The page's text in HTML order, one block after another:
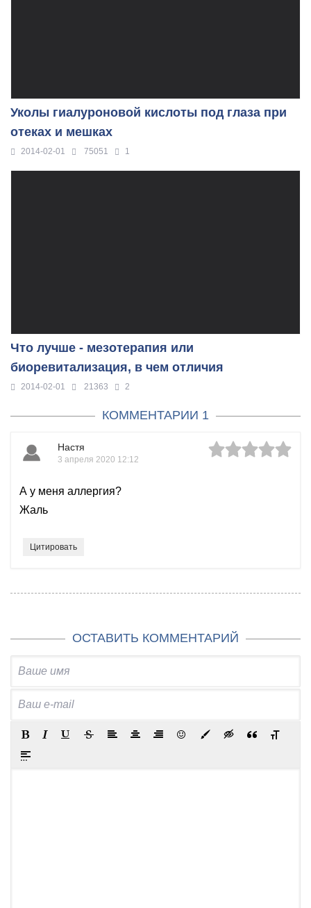
Уколы гиалуроновой кислоты под глаза при
отеках и мешках
2014-02-01 75051 1
Что лучше - мезотерапия или
биоревитализация, в чем отличия
2014-02-01 21363 2
КОММЕНТАРИИ 1
Настя
3 апреля 2020 12:12
А у меня аллергия?
Жаль
Цитировать
ОСТАВИТЬ КОММЕНТАРИЙ